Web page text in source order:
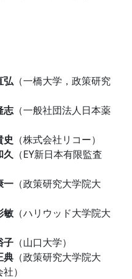
（一橋大学，政策研究
（一般社団法人日本薬
（株式会社リコー）
（EY新日本有限監査
（政策研究大学院大
（ハリウッド大学院大
（山口大学）
（政策研究大学院大
）